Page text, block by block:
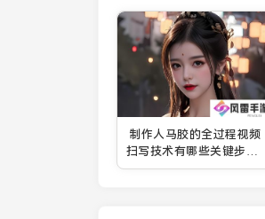
尬？
制作人马胶的全过程视频
扫写技术有哪些关键步骤
和注意事项？